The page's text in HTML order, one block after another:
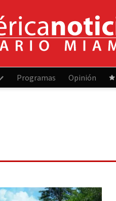
Programas Opinión